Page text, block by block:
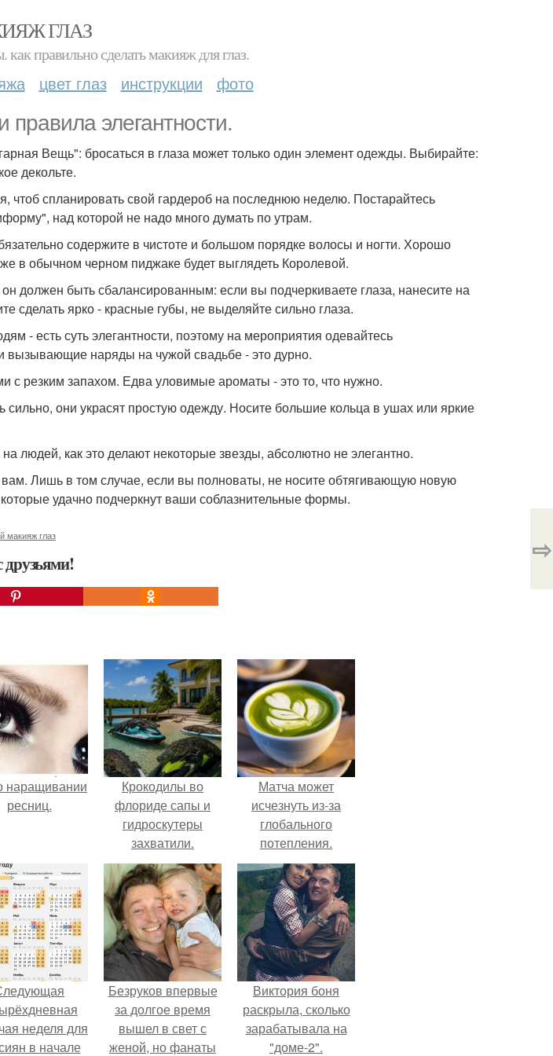
ГЛАЗ
правильно сделать макияж для глаз.
цвет глаз инструкции фото
элегантности.
Вещь": бросаться в глаза может только один элемент одежды. Выбирайте:
декольте.
чтоб спланировать свой гардероб на последнюю неделю. Постарайтесь
над которой не надо много думать по утрам.
содержите в чистоте и большом порядке волосы и ногти. Хорошо
в обычном черном пиджаке будет выглядеть Королевой.
он должен быть сбалансированным: если вы подчеркиваете глаза, нанесите на
сделать ярко - красные губы, не выделяйте сильно глаза.
- есть суть элегантности, поэтому на мероприятия одевайтесь
вызывающие наряды на чужой свадьбе - это дурно.
с резким запахом. Едва уловимые ароматы - это то, что нужно.
сильно, они украсят простую одежду. Носите большие кольца в ушах или яркие
людей, как это делают некоторые звезды, абсолютно не элегантно.
вам. Лишь в том случае, если вы полноваты, не носите обтягивающую новую
удачно подчеркнут ваши соблазнительные формы.
макияж глаз
друзьями! ⇨
наращивании
ресниц.
Крокодилы во
флориде сапы и
гидроскутеры
захватили.
Матча может
исчезнуть из-за
глобального
потепления.
неделя для
в начале
Безруков впервые
за долгое время
вышел в свет с
женой, но фанаты
Виктория боня
раскрыла, сколько
зарабатывала на
"доме-2".